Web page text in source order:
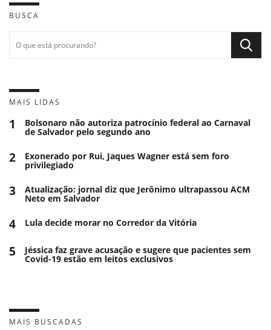
BUSCA
MAIS LIDAS
1 Bolsonaro não autoriza patrocínio federal ao Carnaval
de Salvador pelo segundo ano
2 Exonerado por Rui, Jaques Wagner está sem foro
privilegiado
3 Atualização: jornal diz que Jerônimo ultrapassou ACM
Neto em Salvador
4 Lula decide morar no Corredor da Vitória
5 Jéssica faz grave acusação e sugere que pacientes sem
Covid-19 estão em leitos exclusivos
MAIS BUSCADAS